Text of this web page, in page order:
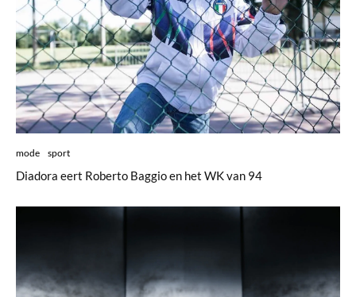
mode sport
Diadora eert Roberto Baggio en het WK van 94